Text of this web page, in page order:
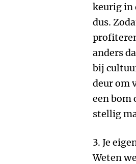
keurig in
dus.
anders
bij
deur om
een bom
stellig
3. Je
Weten